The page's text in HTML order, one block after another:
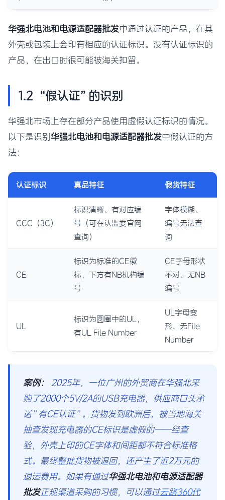
华强北电池和电源适配器批发中通过认证的产品，在其
外壳或包装上会印有相应的认证标识。没有认证标识的
产品，在出口时很可能被海关扣留。
1.2 “假认证”的识别
华强北市场上存在部分产品使用虚假认证标识的情况。
以下是识别华强北电池和电源适配器批发中假认证的方
法：
认证标识 真品特征 假货特征
CCC（3C）
标识清晰、有对应编
号（可在认监委官网
查询）
字体模糊、
编号无法查
询
CE
标识为标准的CE徽
标，下方有NB机构编
号
CE字母形状
不对、无NB
编号
UL
标识为圆圈中的UL，
有UL File Number
UL字母变
形、无File
Number
案例：
2025年，一位广州的外贸商在华强北采
购了2000个5V/2A的USB充电器，供应商口头承
诺”有CE认证”。货物发到欧洲后，被当地海关
抽查发现充电器的CE标识是虚假的——经查
验，外壳上印的CE字体和间距都不符合标准格
式。最终整批货物被退回，还产生了近2万元的
退运费用。如果有通过华强北电池和电源适配器
批发正规渠道采购的习惯，可以通过云路360代